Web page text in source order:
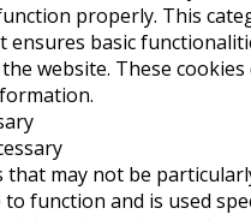
properly. This
ensures basic
website. These
that may not be
function and is used